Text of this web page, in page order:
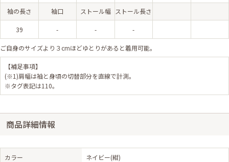
袖の長さ 袖口 ストール幅 ストール長さ
39 - - -
ご自身のサイズより３cmほどゆとりがあると着用可能。
【補足事項】
(※1)肩幅は袖と身頃の切替部分を直線で計測。
※タグ表記は110。
商品詳細情報
カラー ネイビー(紺)